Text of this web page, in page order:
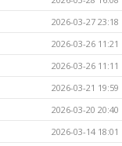
2026-03-27 23:18
2026-03-26 11:21
2026-03-26 11:11
2026-03-21 19:59
2026-03-20 20:40
2026-03-14 18:01